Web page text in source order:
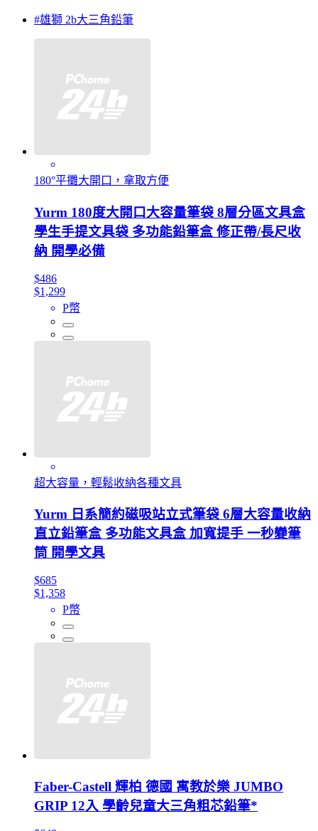
#雄獅 2b大三角鉛筆
180°平攤大開口，拿取方便
Yurm 180度大開口大容量筆袋 8層分區文具盒
學生手提文具袋 多功能鉛筆盒 修正帶/長尺收
納 開學必備
$486
$1,299
P幣
超大容量，輕鬆收納各種文具
Yurm 日系簡約磁吸站立式筆袋 6層大容量收納
直立鉛筆盒 多功能文具盒 加寬提手 一秒變筆
筒 開學文具
$685
$1,358
P幣
Faber-Castell 輝柏 德國 寓教於樂 JUMBO
GRIP 12入 學齡兒童大三角粗芯鉛筆*